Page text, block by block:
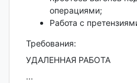
операциями;
Работа с
Требования:
УДАЛЕННАЯ РАБОТА
...